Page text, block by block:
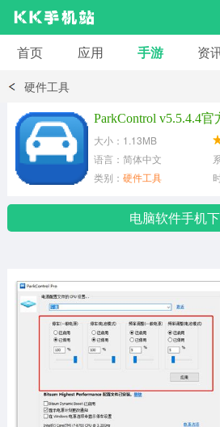
安卓应用
小说漫画
金融理财
安卓其它
首页 应用 手游 资
硬件工具
ParkControl v5.5.4.4官
大小：1.13MB
语言：简体中文
类别： 硬件工具
电脑软件手机